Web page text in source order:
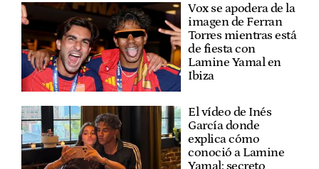
Vox se apodera de la
imagen de Ferran
Torres mientras está
de fiesta con
Lamine Yamal en
Ibiza
El vídeo de Inés
García donde
explica cómo
conoció a Lamine
Yamal: secreto